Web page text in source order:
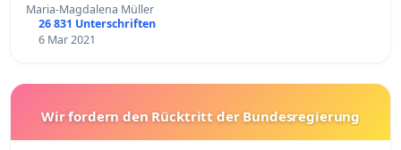
Maria-Magdalena Müller
26 831 Unterschriften
6 Mar 2021
Wir fordern den Rücktritt der Bundesregierung